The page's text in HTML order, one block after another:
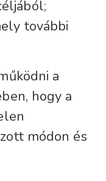
további
a
hogy a
módon és